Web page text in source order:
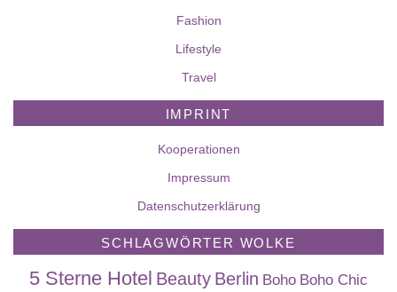
Fashion
Lifestyle
Travel
IMPRINT
Kooperationen
Impressum
Datenschutzerklärung
SCHLAGWÖRTER WOLKE
5 Sterne Hotel Beauty Berlin Boho Boho Chic